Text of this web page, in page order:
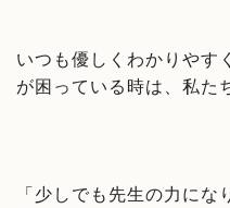
いつも優しくわかりやす
が困っている時は、私た
「少しでも先生の力に